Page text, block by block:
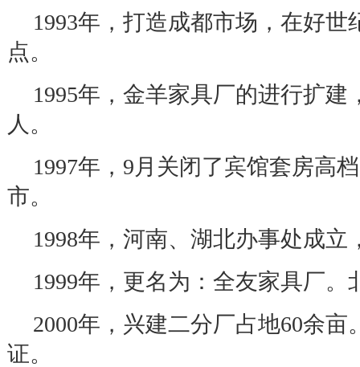
1993年，打造成都市场，在好世
点。
1995年，金羊家具厂的进行扩建
人。
1997年， 9月关闭了宾馆套房高
市。
1998年，河南、湖北办事处成立
1999年，更名为：全友家具厂。
2000年，兴建二分厂占地60余亩
证。